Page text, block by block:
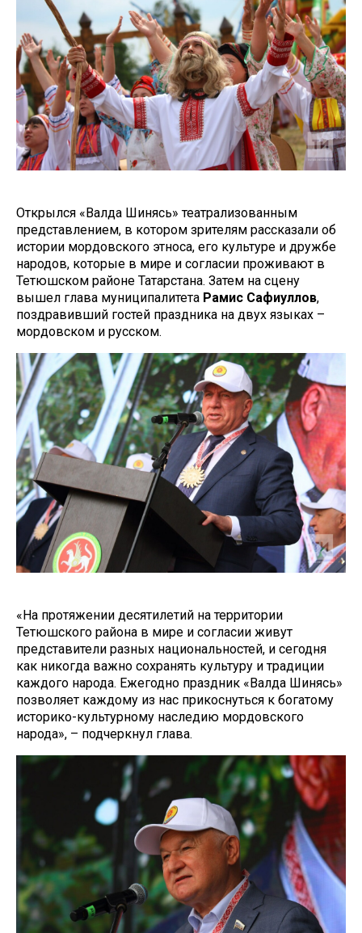
Открылся «Валда Шинясь» театрализованным
представлением, в котором зрителям рассказали об
истории мордовского этноса, его культуре и дружбе
народов, которые в мире и согласии проживают в
Тетюшском районе Татарстана. Затем на сцену
вышел глава муниципалитета Рамис Сафиуллов,
поздравивший гостей праздника на двух языках –
мордовском и русском.
«На протяжении десятилетий на территории
Тетюшского района в мире и согласии живут
представители разных национальностей, и сегодня
как никогда важно сохранять культуру и традиции
каждого народа. Ежегодно праздник «Валда Шинясь»
позволяет каждому из нас прикоснуться к богатому
историко-культурному наследию мордовского
народа», – подчеркнул глава.